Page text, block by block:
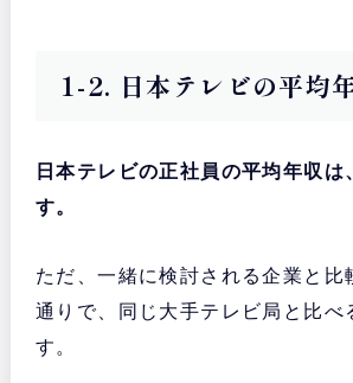
1-2. 日本テレビの平均
日本テレビの正社員の平均年収
す。
ただ、一緒に検討される企業と比
通りで、同じ大手テレビ局と比べ
す。